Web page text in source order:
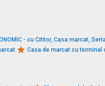
- cu Cititor, Casa marcat,
Casa de marcat cu terminal